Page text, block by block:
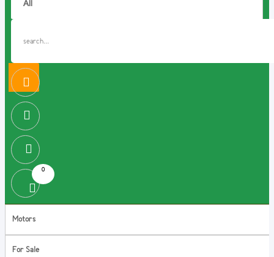
0
Motors
For Sale